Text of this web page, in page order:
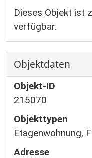
Dieses Objekt ist
verfügbar.
Objektdaten
Objekt-ID
215070
Objekttypen
Etagenwohnung,
Adresse